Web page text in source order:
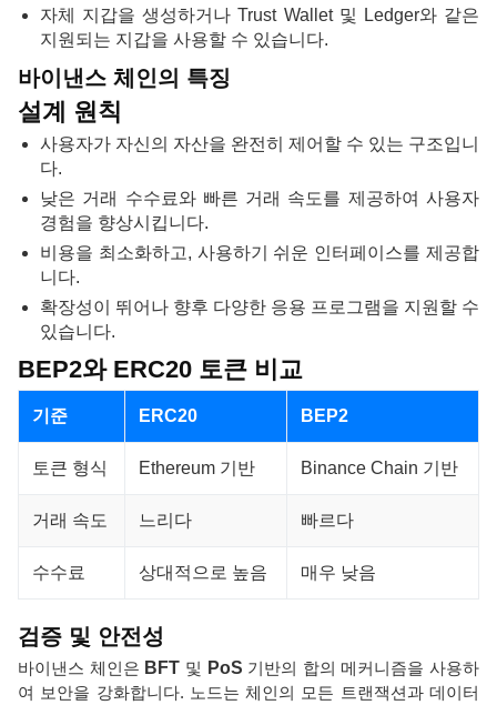
자체 지갑을 생성하거나 Trust Wallet 및 Ledger와 같은
지원되는 지갑을 사용할 수 있습니다.
바이낸스 체인의 특징
설계 원칙
사용자가 자신의 자산을 완전히 제어할 수 있는 구조입니
다.
낮은 거래 수수료와 빠른 거래 속도를 제공하여 사용자
경험을 향상시킵니다.
비용을 최소화하고, 사용하기 쉬운 인터페이스를 제공합
니다.
확장성이 뛰어나 향후 다양한 응용 프로그램을 지원할 수
있습니다.
BEP2와 ERC20 토큰 비교
기준 ERC20 BEP2
토큰 형식 Ethereum 기반 Binance Chain 기반
거래 속도 느리다 빠르다
수수료 상대적으로 높음 매우 낮음
검증 및 안전성
바이낸스 체인은 BFT 및 PoS 기반의 합의 메커니즘을 사용하
여 보안을 강화합니다. 노드는 체인의 모든 트랜잭션과 데이터